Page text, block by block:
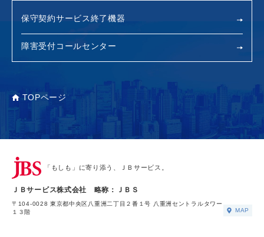
保守契約サービス終了機器
障害受付コールセンター
TOPページ
「もしも」に寄り添う、ＪＢサービス。
ＪＢサービス株式会社 略称：ＪＢＳ
〒104-0028 東京都中央区八重洲二丁目２番１号 八重洲セントラルタワー
１３階
MAP